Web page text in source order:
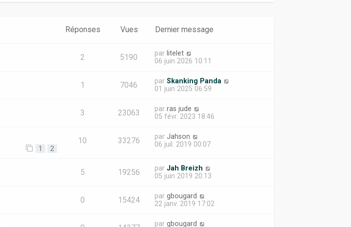
Réponses Vues Dernier message
2 5190 par litelet
06 juin 2026 10:11
1 7046 par Skanking Panda
01 juin 2025 06:59
3 23063 par ras jude
05 févr. 2023 18:46
1 2
10 33276 par Jahson
06 juil. 2019 00:07
5 19256 par Jah Breizh
05 juin 2019 20:13
0 15424 par gbougard
22 janv. 2019 17:02
par gbougard